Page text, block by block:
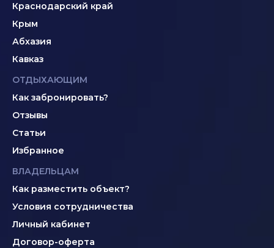
Краснодарский край
Крым
Абхазия
Кавказ
ОТДЫХАЮЩИМ
Как забронировать?
Отзывы
Статьи
Избранное
ВЛАДЕЛЬЦАМ
Как разместить объект?
Условия сотрудничества
Личный кабинет
Договор-оферта